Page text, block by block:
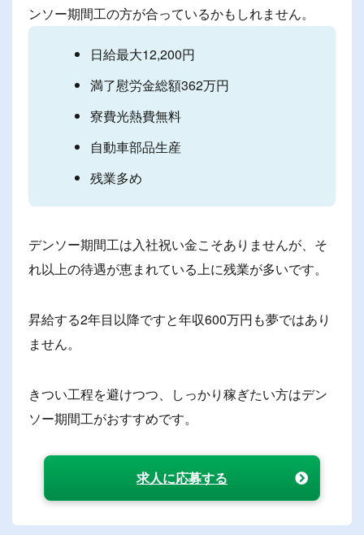
ンソー期間工の方が合っているかもしれません。
日給最大12,200円
満了慰労金総額362万円
寮費光熱費無料
自動車部品生産
残業多め
デンソー期間工は入社祝い金こそありませんが、そ
れ以上の待遇が恵まれている上に残業が多いです。
昇給する2年目以降ですと年収600万円も夢ではあり
ません。
きつい工程を避けつつ、しっかり稼ぎたい方はデン
ソー期間工がおすすめです。
求人に応募する